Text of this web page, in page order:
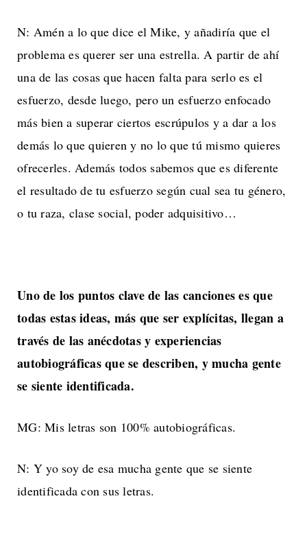
N: Amén a lo que dice el Mike, y añadiría que el
problema es querer ser una estrella. A partir de ahí
una de las cosas que hacen falta para serlo es el
esfuerzo, desde luego, pero un esfuerzo enfocado
más bien a superar ciertos escrúpulos y a dar a los
demás lo que quieren y no lo que tú mismo quieres
ofrecerles. Además todos sabemos que es diferente
el resultado de tu esfuerzo según cual sea tu género,
o tu raza, clase social, poder adquisitivo…
Uno de los puntos clave de las canciones es que
todas estas ideas, más que ser explícitas, llegan a
través de las anécdotas y experiencias
autobiográficas que se describen, y mucha gente
se siente identificada.
MG: Mis letras son 100% autobiográficas.
N: Y yo soy de esa mucha gente que se siente
identificada con sus letras.